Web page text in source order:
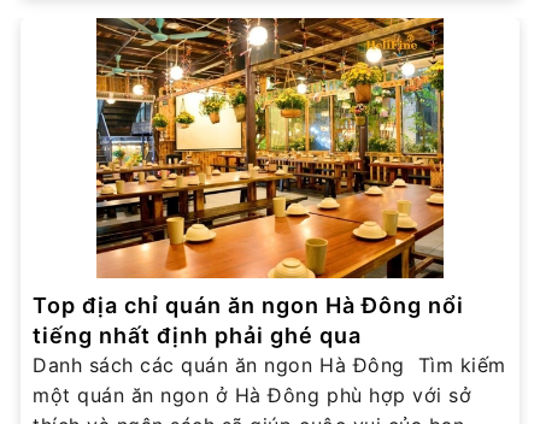
Top địa chỉ quán ăn ngon Hà Đông nổi
tiếng nhất định phải ghé qua
Danh sách các quán ăn ngon Hà Đông Tìm kiếm
một quán ăn ngon ở Hà Đông phù hợp với sở